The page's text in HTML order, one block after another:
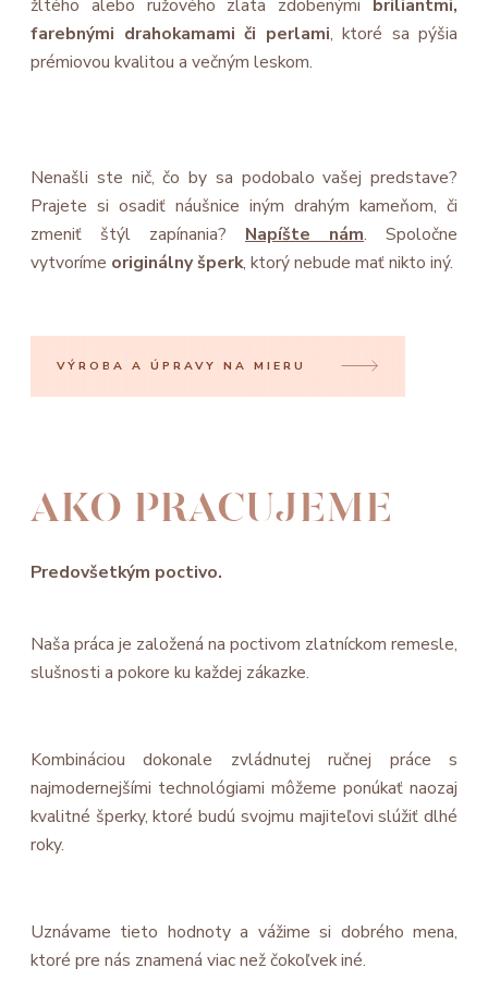
žltého alebo ružového zlata zdobenými briliantmi,
farebnými drahokamami či perlami, ktoré sa pýšia
prémiovou kvalitou a večným leskom.
Nenašli ste nič, čo by sa podobalo vašej predstave?
Prajete si osadiť náušnice iným drahým kameňom, či
zmeniť štýl zapínania? Napíšte nám. Spoločne
vytvoríme originálny šperk, ktorý nebude mať nikto iný.
VÝROBA A ÚPRAVY NA MIERU
AKO PRACUJEME
Predovšetkým poctivo.
Naša práca je založená na poctivom zlatníckom remesle,
slušnosti a pokore ku každej zákazke.
Kombináciou dokonale zvládnutej ručnej práce s
najmodernejšími technológiami môžeme ponúkať naozaj
kvalitné šperky, ktoré budú svojmu majiteľovi slúžiť dlhé
roky.
Uznávame tieto hodnoty a vážime si dobrého mena,
ktoré pre nás znamená viac než čokoľvek iné.